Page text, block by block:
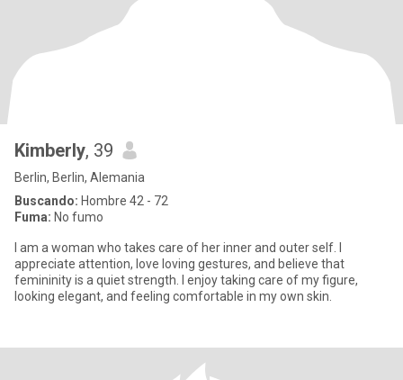
Kimberly, 39
Berlin, Berlin, Alemania
Buscando: Hombre 42 - 72
Fuma: No fumo
I am a woman who takes care of her inner and outer self. I
appreciate attention, love loving gestures, and believe that
femininity is a quiet strength. I enjoy taking care of my figure,
looking elegant, and feeling comfortable in my own skin.